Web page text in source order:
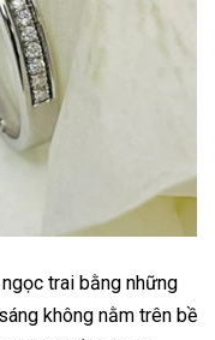
trai bằng những
không nằm trên bề